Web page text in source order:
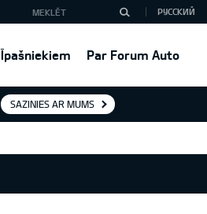
Īpašniekiem Par Forum Auto
РУССКИЙ
SAZINIES AR MUMS